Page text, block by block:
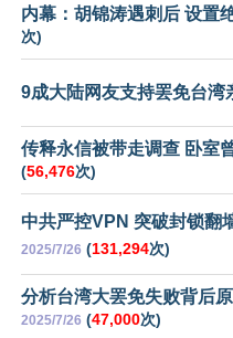
内幕：胡锦涛遇刺后 设置
次)
9成大陆网友支持罢免台湾
传释永信被带走调查 卧室
(56,476次)
中共严控VPN 突破封锁翻
2025/7/26 (131,294次)
分析台湾大罢免失败背后
2025/7/26 (47,000次)